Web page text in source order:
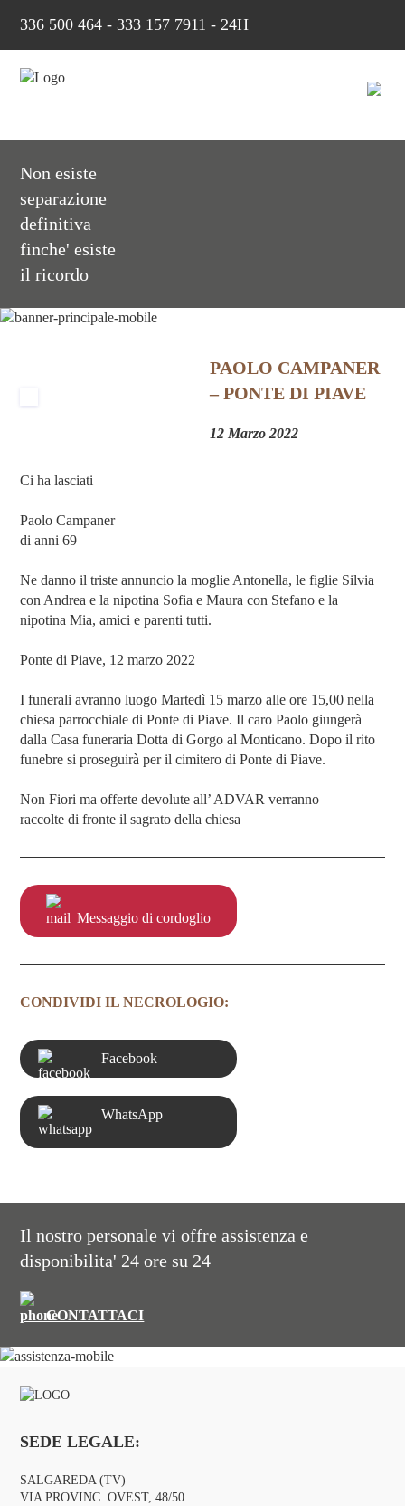
336 500 464 - 333 157 7911 - 24H
Non esiste
separazione
definitiva
finche' esiste
il ricordo
PAOLO CAMPANER
– PONTE DI PIAVE
12 Marzo 2022
Ci ha lasciati
Paolo Campaner
di anni 69
Ne danno il triste annuncio la moglie Antonella, le figlie Silvia
con Andrea e la nipotina Sofia e Maura con Stefano e la
nipotina Mia, amici e parenti tutti.
Ponte di Piave, 12 marzo 2022
I funerali avranno luogo Martedì 15 marzo alle ore 15,00 nella
chiesa parrocchiale di Ponte di Piave. Il caro Paolo giungerà
dalla Casa funeraria Dotta di Gorgo al Monticano. Dopo il rito
funebre si proseguirà per il cimitero di Ponte di Piave.
Non Fiori ma offerte devolute all’ ADVAR verranno
raccolte di fronte il sagrato della chiesa
Messaggio di cordoglio
CONDIVIDI IL NECROLOGIO:
Facebook
WhatsApp
Il nostro personale vi offre assistenza e
disponibilita' 24 ore su 24
CONTATTACI
SEDE LEGALE:
SALGAREDA (TV)
VIA PROVINC. OVEST, 48/50